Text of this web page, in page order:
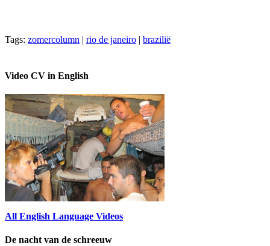
Tags: zomercolumn | rio de janeiro | brazilië
Video CV in English
All English Language Videos
De nacht van de schreeuw